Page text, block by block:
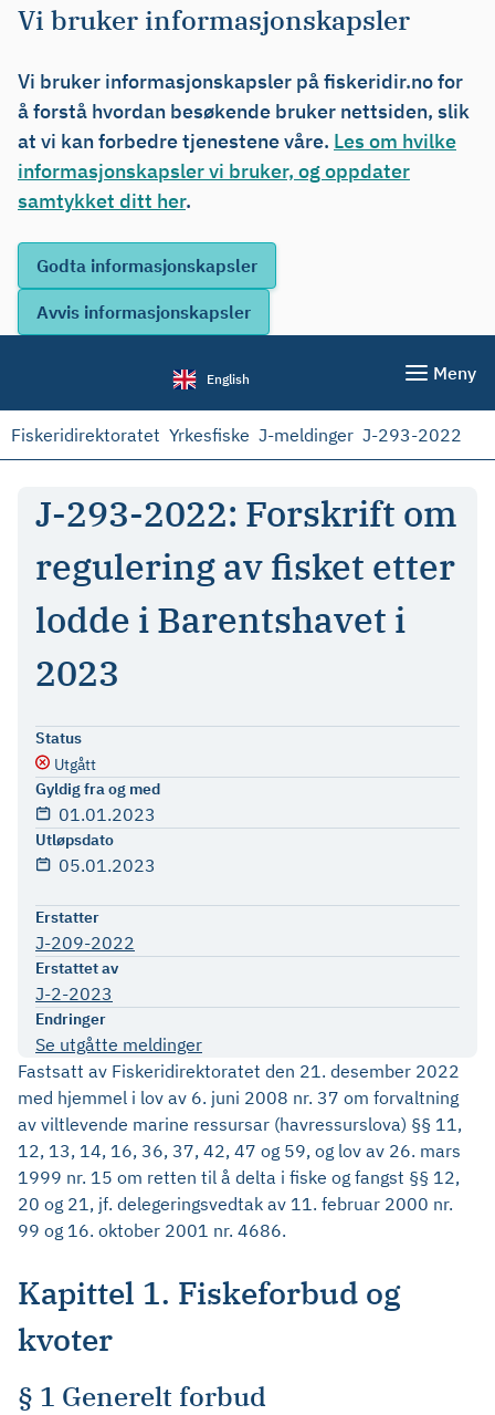
Vi bruker informasjonskapsler
Vi bruker informasjonskapsler på fiskeridir.no for
å forstå hvordan besøkende bruker nettsiden, slik
at vi kan forbedre tjenestene våre. Les om hvilke
informasjonskapsler vi bruker, og oppdater
samtykket ditt her.
English Meny
Fiskeridirektoratet Yrkesfiske J-meldinger J-293-2022
J-293-2022: Forskrift om
regulering av fisket etter
lodde i Barentshavet i
2023
Status
Utgått
Gyldig fra og med
01.01.2023
Utløpsdato
05.01.2023
Erstatter
J-209-2022
Erstattet av
J-2-2023
Endringer
Se utgåtte meldinger
Fastsatt av Fiskeridirektoratet den 21. desember 2022
med hjemmel i lov av 6. juni 2008 nr. 37 om forvaltning
av viltlevende marine ressursar (havressurslova) §§ 11,
12, 13, 14, 16, 36, 37, 42, 47 og 59, og lov av 26. mars
1999 nr. 15 om retten til å delta i fiske og fangst §§ 12,
20 og 21, jf. delegeringsvedtak av 11. februar 2000 nr.
99 og 16. oktober 2001 nr. 4686.
Kapittel 1. Fiskeforbud og
kvoter
§ 1 Generelt forbud